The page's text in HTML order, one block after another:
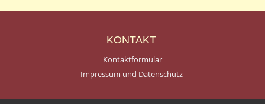
KONTAKT
Kontaktformular
Impressum und Datenschutz